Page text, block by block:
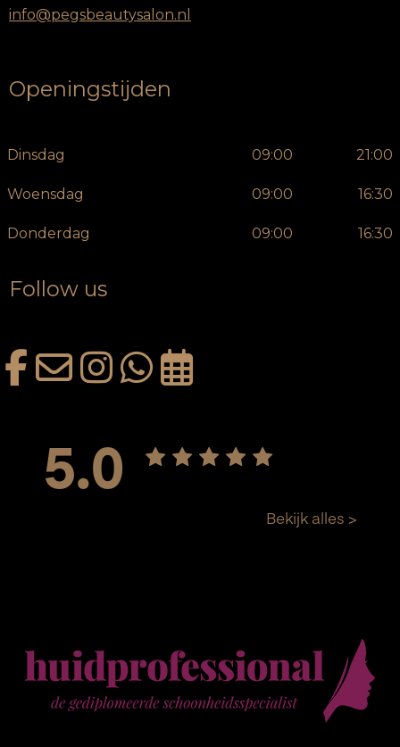
info@pegsbeautysalon.nl
Openingstijden
Dinsdag 09:00 21:00
Woensdag 09:00 16:30
Donderdag 09:00 16:30
Follow us